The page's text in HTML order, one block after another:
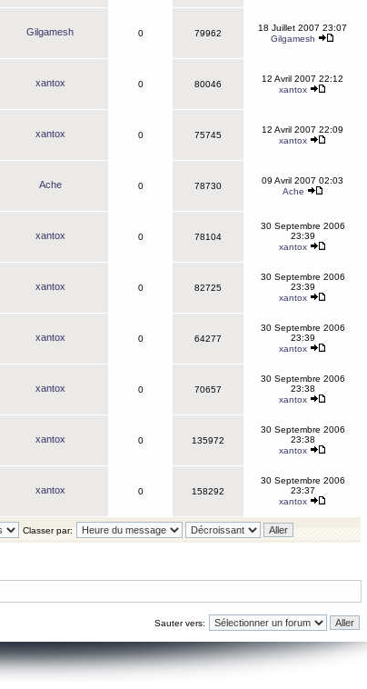
Gilgamesh 0 79962
18 Juillet 2007 23:07
Gilgamesh
xantox 0 80046
12 Avril 2007 22:12
xantox
xantox 0 75745
12 Avril 2007 22:09
xantox
Ache 0 78730
09 Avril 2007 02:03
Ache
xantox 0 78104
30 Septembre 2006
23:39
xantox
xantox 0 82725
30 Septembre 2006
23:39
xantox
xantox 0 64277
30 Septembre 2006
23:39
xantox
xantox 0 70657
30 Septembre 2006
23:38
xantox
xantox 0 135972
30 Septembre 2006
23:38
xantox
xantox 0 158292
30 Septembre 2006
23:37
xantox
Classer par:
Sauter vers: